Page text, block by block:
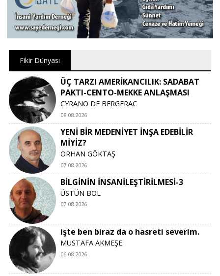
Fikir Dünyası
ÜÇ TARZI AMERİKANCILIK: SADABAT
PAKTI-CENTO-MEKKE ANLAŞMASI
CYRANO DE BERGERAC
08.08.2026
YENİ BİR MEDENİYET İNŞA EDEBİLİR
MİYİZ?
ORHAN GÖKTAŞ
07.08.2026
BİLGİNİN İNSANİLEŞTİRİLMESİ-3
ÜSTÜN BOL
07.08.2026
işte ben biraz da o hasreti severim.
MUSTAFA AKMEŞE
06.08.2026